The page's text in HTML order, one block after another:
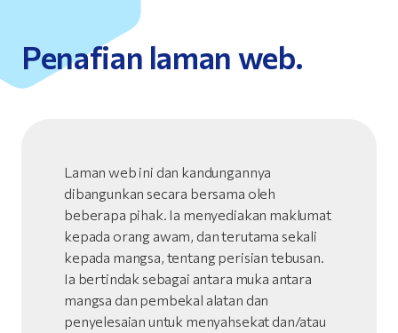
Penafian laman web.
Laman web ini dan kandungannya
dibangunkan secara bersama oleh
beberapa pihak. Ia menyediakan maklumat
kepada orang awam, dan terutama sekali
kepada mangsa, tentang perisian tebusan.
Ia bertindak sebagai antara muka antara
mangsa dan pembekal alatan dan
penyelesaian untuk menyahsekat dan/atau